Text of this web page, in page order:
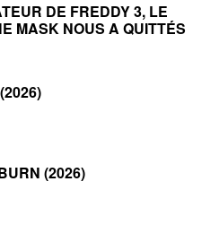
DE FREDDY 3, LE
MASK NOUS A QUITTÉS
(2026)